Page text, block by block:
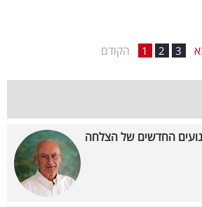
הקודם 1 2 3
החדשים של הצלחה